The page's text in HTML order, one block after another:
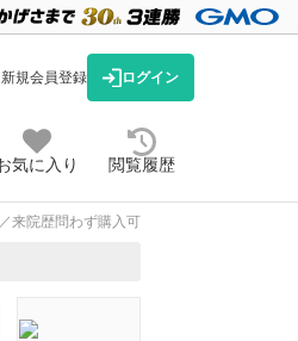
新規会員登録 ログイン
気に入り 閲覧履歴
来院歴問わず購入可